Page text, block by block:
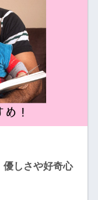
優しさや好奇心